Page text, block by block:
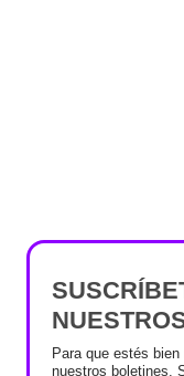
Para que estés
nuestros boletines.